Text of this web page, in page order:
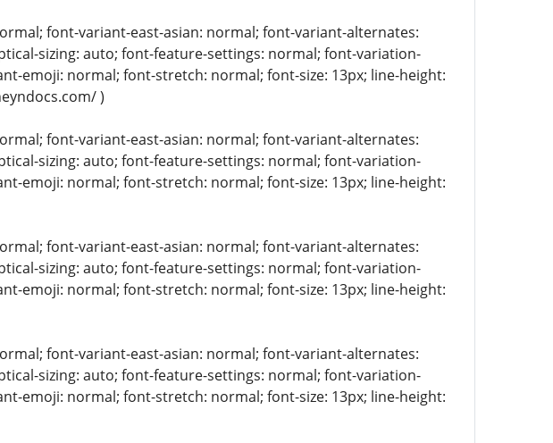
font-variant-east-asian: normal; font-variant-alternates:
sizing: auto; font-feature-settings: normal; font-variation-
emoji: normal; font-stretch: normal; font-size: 13px; line-height:
)
font-variant-east-asian: normal; font-variant-alternates:
sizing: auto; font-feature-settings: normal; font-variation-
emoji: normal; font-stretch: normal; font-size: 13px; line-height:
font-variant-east-asian: normal; font-variant-alternates:
sizing: auto; font-feature-settings: normal; font-variation-
emoji: normal; font-stretch: normal; font-size: 13px; line-height:
font-variant-east-asian: normal; font-variant-alternates:
sizing: auto; font-feature-settings: normal; font-variation-
emoji: normal; font-stretch: normal; font-size: 13px; line-height: